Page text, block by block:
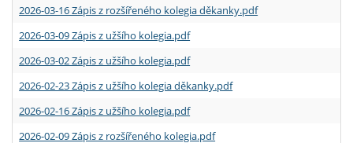
2026-03-16 Zápis z rozšířeného kolegia děkanky.pdf
2026-03-09 Zápis z užšího kolegia.pdf
2026-03-02 Zápis z užšího kolegia.pdf
2026-02-23 Zápis z užšího kolegia děkanky.pdf
2026-02-16 Zápis z užšího kolegia.pdf
2026-02-09 Zápis z rozšířeného kolegia.pdf